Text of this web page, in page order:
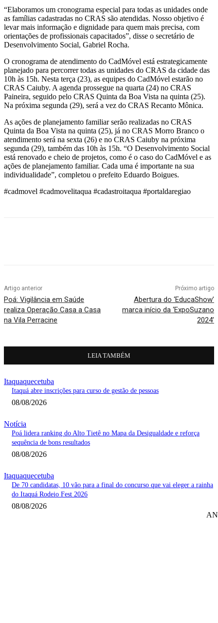
“Elaboramos um cronograma especial para todas as unidades onde
as famílias cadastradas no CRAS são atendidas. Nosso objetivo é
levar mais informação e dignidade para quem mais precisa, com
orientações de profissionais capacitados”, disse o secretário de
Desenvolvimento Social, Gabriel Rocha.
O cronograma de atendimento do CadMóvel está estrategicamente
planejado para percorrer todas as unidades do CRAS da cidade das
10h às 15h. Nesta terça (23), as equipes do CadMóvel estarão no
CRAS Caiuby. A agenda prossegue na quarta (24) no CRAS
Paineira, seguido pelo CRAS Quinta da Boa Vista na quinta (25).
Na próxima segunda (29), será a vez do CRAS Recanto Mônica.
As ações de planejamento familiar serão realizadas no CRAS
Quinta da Boa Vista na quinta (25), já no CRAS Morro Branco o
atendimento será na sexta (26) e no CRAS Caiuby na próxima
segunda (29), também das 10h às 15h. “O Desenvolvimento Social
está renovado e cheio de projetos, como é o caso do CadMóvel e as
ações de planejamento familiar. Cada uma é importante na sua
individualidade”, completou o prefeito Eduardo Boigues.
#cadmovel #cadmovelitaqua #cadastroitaqua #portaldaregiao
Artigo anterior
Poá: Vigilância em Saúde
realiza Operação Casa a Casa
na Vila Perracine
Próximo artigo
Abertura do ‘EducaShow’
marca início da ‘ExpoSuzano
2024’
LEIA TAMBÉM
Itaquaquecetuba
Itaquá abre inscrições para curso de gestão de pessoas
08/08/2026
Notícia
Poá lidera ranking do Alto Tietê no Mapa da Desigualdade e reforça
sequência de bons resultados
08/08/2026
Itaquaquecetuba
De 70 candidatas, 10 vão para a final do concurso que vai eleger a rainha
do Itaquá Rodeio Fest 2026
08/08/2026